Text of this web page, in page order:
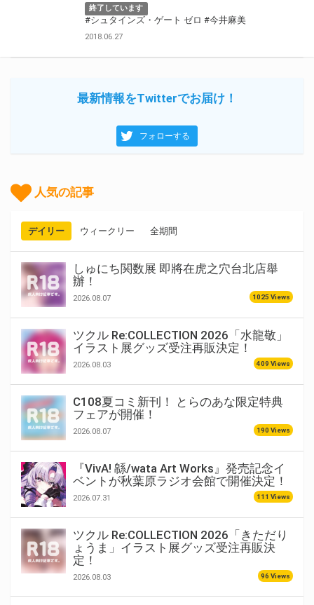
終了しています
#シュタインズ・ゲート ゼロ #今井麻美
2018.06.27
最新情報をTwitterでお届け！
フォローする
人気の記事
デイリー ウィークリー 全期間
しゅにち関数展 即將在虎之穴台北店舉
辦！
2026.08.07 1025 Views
ツクル Re:COLLECTION 2026「水龍敬」
イラスト展グッズ受注再販決定！
2026.08.03 409 Views
C108夏コミ新刊！ とらのあな限定特典
フェアが開催！
2026.08.07 190 Views
『VivA! 緜/wata Art Works』発売記念イ
ベントが秋葉原ラジオ会館で開催決定！
2026.07.31 111 Views
ツクル Re:COLLECTION 2026「きただり
ょうま」イラスト展グッズ受注再販決
定！
2026.08.03 96 Views